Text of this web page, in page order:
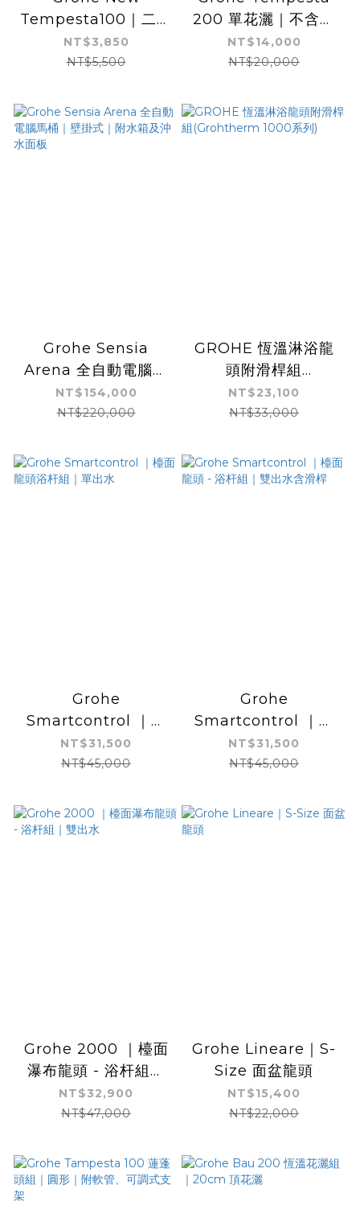
Tempesta100｜二段
出水｜蓮蓬頭浴杆60
公分組
NT$3,850
NT$5,500
200 單花灑｜不含龍
頭｜可搭配各式沐浴龍
頭
NT$14,000
NT$20,000
Grohe Sensia
Arena 全自動電腦馬
桶｜壁掛式｜附水箱及
沖水面板
NT$154,000
NT$220,000
GROHE 恆溫淋浴龍
頭附滑桿組
(Grohtherm 1000系
列)
NT$23,100
NT$33,000
Grohe
Smartcontrol ｜檯
面龍頭浴杆組｜單出水
NT$31,500
NT$45,000
Grohe
Smartcontrol ｜檯
面龍頭 - 浴杆組｜雙
出水含滑桿
NT$31,500
NT$45,000
Grohe 2000 ｜檯面
瀑布龍頭 - 浴杆組｜
雙出水
NT$32,900
NT$47,000
Grohe Lineare｜S-
Size 面盆龍頭
NT$15,400
NT$22,000